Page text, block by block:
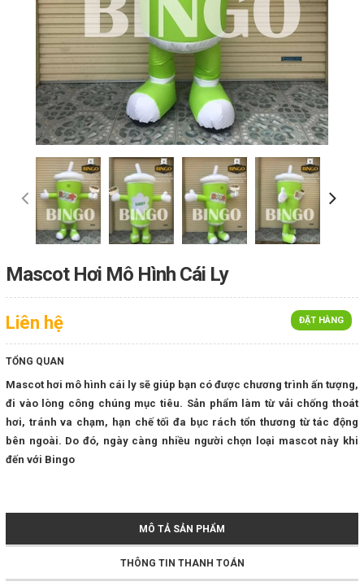
Mascot Hơi Mô Hình Cái Ly
ĐẶT HÀNG
Liên hệ
TỔNG QUAN
Mascot hơi mô hình cái ly sẽ giúp bạn có được chương trình ấn tượng,
đi vào lòng công chúng mục tiêu. Sản phẩm làm từ vải chống thoát
hơi, tránh va chạm, hạn chế tối đa bục rách tổn thương từ tác động
bên ngoài. Do đó, ngày càng nhiều người chọn loại mascot này khi
đến với Bingo
MÔ TẢ SẢN PHẨM
THÔNG TIN THANH TOÁN